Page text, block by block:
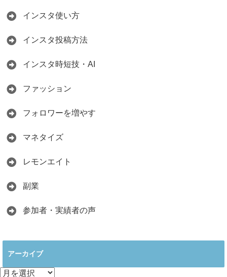
インスタ使い方
インスタ投稿方法
インスタ時短技・AI
ファッション
フォロワーを増やす
マネタイズ
レモンエイト
副業
参加者・実績者の声
アーカイブ
ア